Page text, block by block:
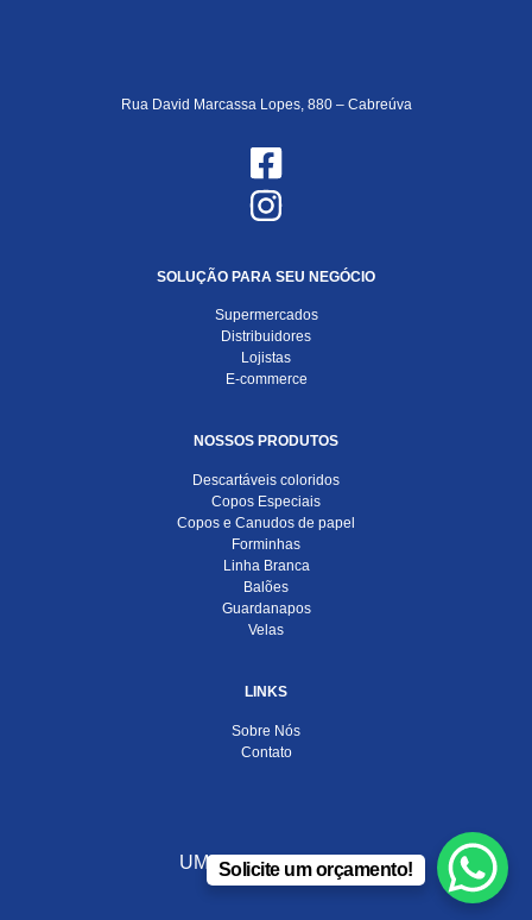
Rua David Marcassa Lopes, 880 – Cabreúva
SOLUÇÃO PARA SEU NEGÓCIO
Supermercados
Distribuidores
Lojistas
E-commerce
NOSSOS PRODUTOS
Descartáveis coloridos
Copos Especiais
Copos e Canudos de papel
Forminhas
Linha Branca
Balões
Guardanapos
Velas
LINKS
Sobre Nós
Contato
UMA EMPRESA DO
Solicite um orçamento!